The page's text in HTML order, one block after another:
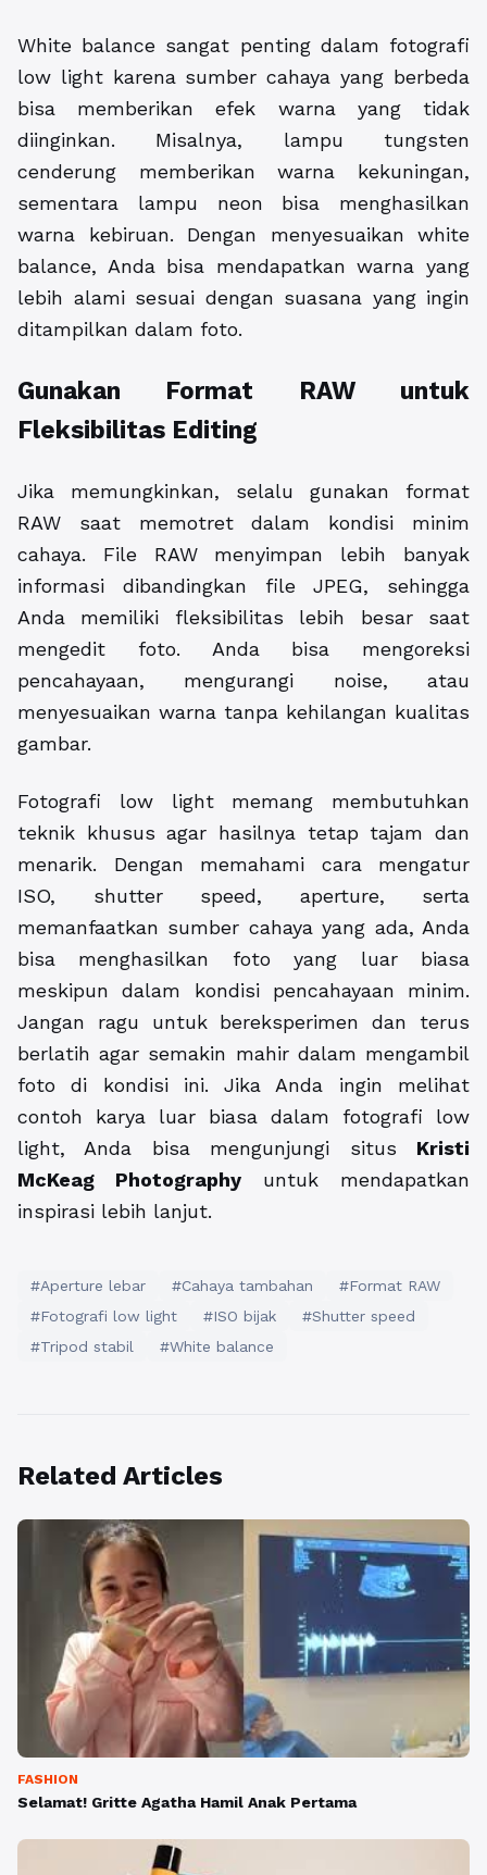
White balance sangat penting dalam fotografi
low light karena sumber cahaya yang berbeda
bisa memberikan efek warna yang tidak
diinginkan. Misalnya, lampu tungsten
cenderung memberikan warna kekuningan,
sementara lampu neon bisa menghasilkan
warna kebiruan. Dengan menyesuaikan white
balance, Anda bisa mendapatkan warna yang
lebih alami sesuai dengan suasana yang ingin
ditampilkan dalam foto.
Gunakan Format RAW untuk
Fleksibilitas Editing
Jika memungkinkan, selalu gunakan format
RAW saat memotret dalam kondisi minim
cahaya. File RAW menyimpan lebih banyak
informasi dibandingkan file JPEG, sehingga
Anda memiliki fleksibilitas lebih besar saat
mengedit foto. Anda bisa mengoreksi
pencahayaan, mengurangi noise, atau
menyesuaikan warna tanpa kehilangan kualitas
gambar.
Fotografi low light memang membutuhkan
teknik khusus agar hasilnya tetap tajam dan
menarik. Dengan memahami cara mengatur
ISO, shutter speed, aperture, serta
memanfaatkan sumber cahaya yang ada, Anda
bisa menghasilkan foto yang luar biasa
meskipun dalam kondisi pencahayaan minim.
Jangan ragu untuk bereksperimen dan terus
berlatih agar semakin mahir dalam mengambil
foto di kondisi ini. Jika Anda ingin melihat
contoh karya luar biasa dalam fotografi low
light, Anda bisa mengunjungi situs Kristi
McKeag Photography untuk mendapatkan
inspirasi lebih lanjut.
#Aperture lebar #Cahaya tambahan
#Format RAW
#Fotografi low light
#ISO bijak
#Shutter speed
#Tripod stabil
#White balance
Related Articles
FASHION
Selamat! Gritte Agatha Hamil Anak Pertama